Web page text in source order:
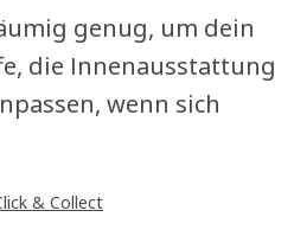
genug, um dein
die Innenausstattung
wenn sich
& Collect